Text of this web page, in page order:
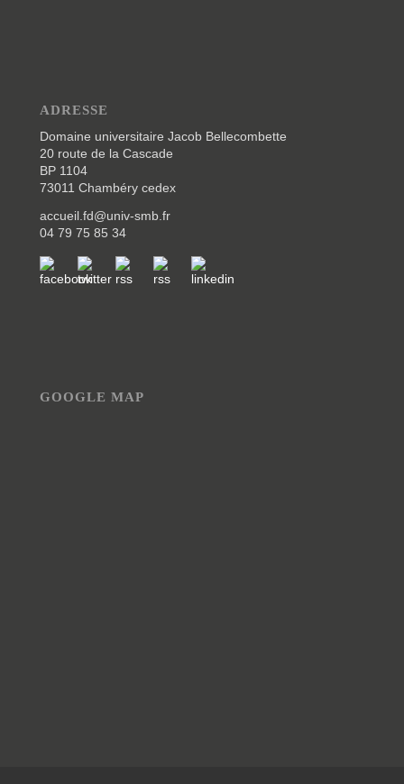
ADRESSE
Domaine universitaire Jacob Bellecombette
20 route de la Cascade
BP 1104
73011 Chambéry cedex
accueil.fd@univ-smb.fr
04 79 75 85 34
GOOGLE MAP